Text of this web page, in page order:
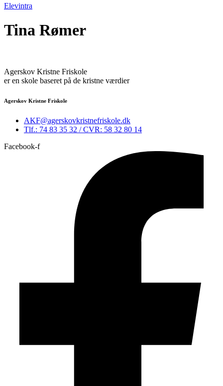
Elevintra
Tina Rømer
Agerskov Kristne Friskole
er en skole baseret på de kristne værdier
Agerskov Kristne Friskole
AKF@agerskovkristnefriskole.dk
Tlf.: 74 83 35 32 / CVR: 58 32 80 14
Facebook-f